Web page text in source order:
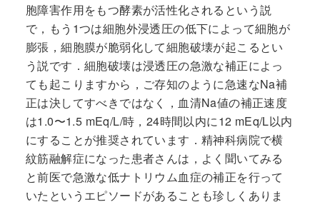
胞障害作用をもつ酵素が活性化されるという説
で，もう1つは細胞外浸透圧の低下によって細胞が
膨張，細胞膜が脆弱化して細胞破壊が起こるとい
う説です．細胞破壊は浸透圧の急激な補正によっ
ても起こりますから，ご存知のように急速なNa補
正は決してすべきではなく，血清Na値の補正速度
は1.0〜1.5 mEq/L/時，24時間以内に12 mEq/L以内
にすることが推奨されています．精神科病院で横
紋筋融解症になった患者さんは，よく聞いてみる
と前医で急激な低ナトリウム血症の補正を行って
いたというエピソードがあることも珍しくありま